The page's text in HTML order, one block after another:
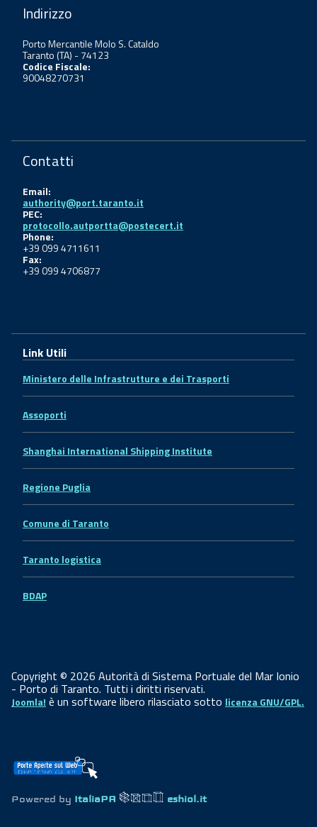
Indirizzo
Porto Mercantile Molo S. Cataldo
Taranto (TA) - 74123
Codice Fiscale:
90048270731
Contatti
Email:
authority@port.taranto.it
PEC:
protocollo.autportta@postecert.it
Phone:
+39 099 4711611
Fax:
+39 099 4706877
Link Utili
Ministero delle Infrastrutture e dei Trasporti
Assoporti
Shanghai International Shipping Institute
Regione Puglia
Comune di Taranto
Taranto logistica
BDAP
Copyright © 2026 Autorità di Sistema Portuale del Mar Ionio
- Porto di Taranto. Tutti i diritti riservati.
Joomla! è un software libero rilasciato sotto licenza GNU/GPL.
Powered by ItaliaPA eshiol.it